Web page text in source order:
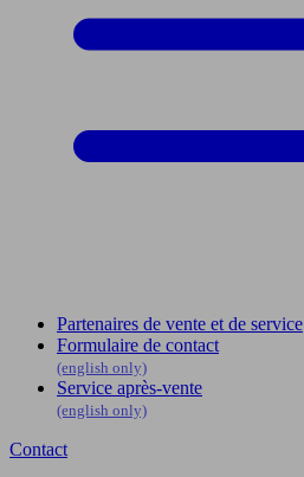
Partenaires de vente et de service
Formulaire de contact
(english only)
Service après-vente
(english only)
Contact